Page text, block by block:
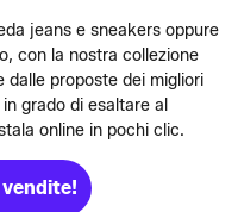
jeans e sneakers oppure
con la nostra collezione
dalle proposte dei migliori
grado di esaltare al
online in pochi clic.